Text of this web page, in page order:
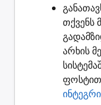
თქვენს
არხის